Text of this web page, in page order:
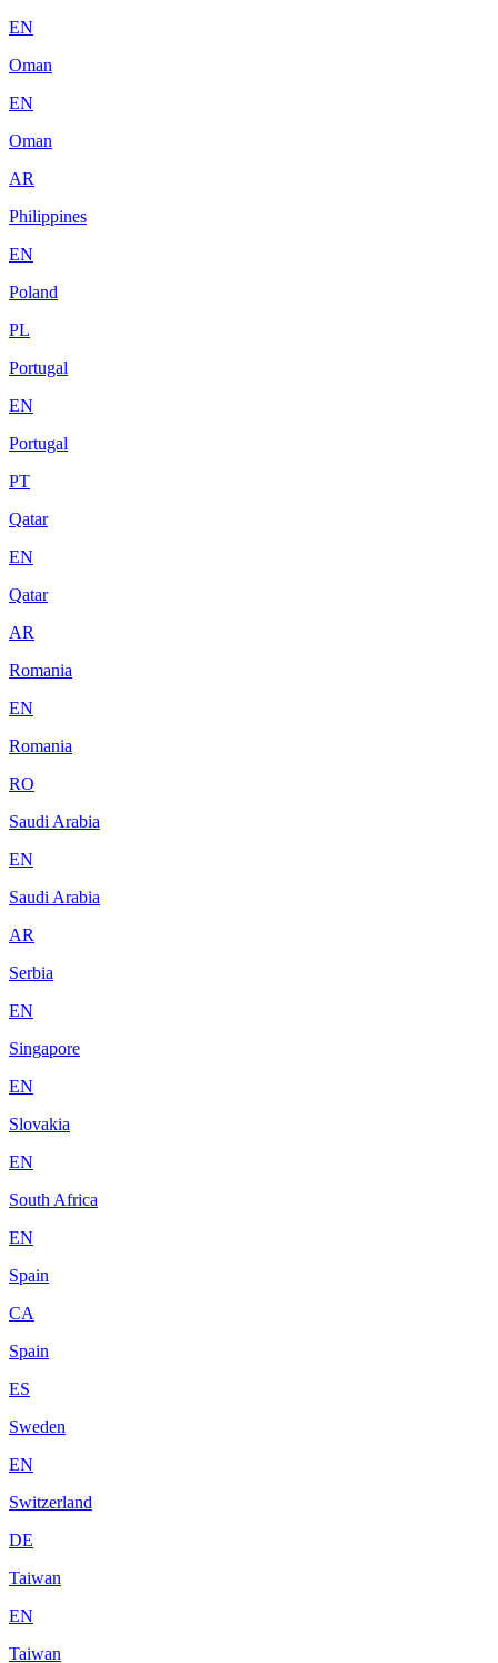
EN
Oman
EN
Oman
AR
Philippines
EN
Poland
PL
Portugal
EN
Portugal
PT
Qatar
EN
Qatar
AR
Romania
EN
Romania
RO
Saudi Arabia
EN
Saudi Arabia
AR
Serbia
EN
Singapore
EN
Slovakia
EN
South Africa
EN
Spain
CA
Spain
ES
Sweden
EN
Switzerland
DE
Taiwan
EN
Taiwan